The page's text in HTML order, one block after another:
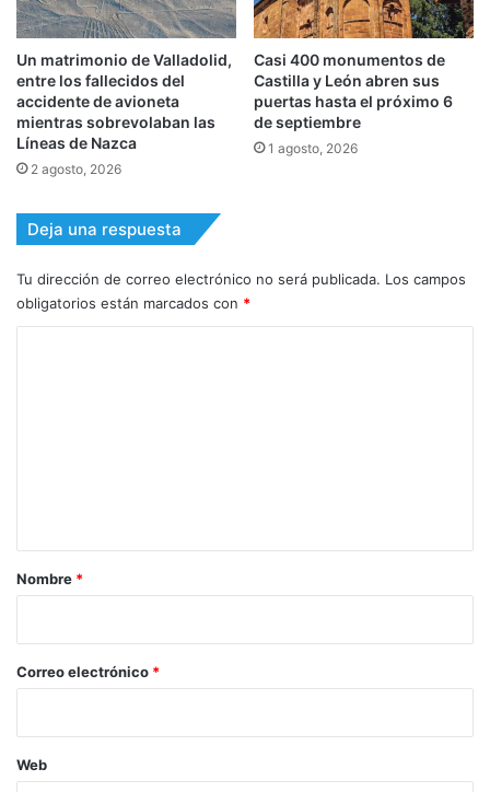
Un matrimonio de Valladolid,
entre los fallecidos del
accidente de avioneta
mientras sobrevolaban las
Líneas de Nazca
2 agosto, 2026
Casi 400 monumentos de
Castilla y León abren sus
puertas hasta el próximo 6
de septiembre
1 agosto, 2026
Deja una respuesta
Tu dirección de correo electrónico no será publicada. Los campos
obligatorios están marcados con *
r
*
Nombre *
Correo electrónico *
Web